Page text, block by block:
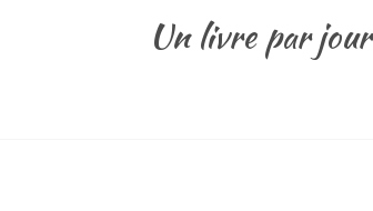
Un livre par jour